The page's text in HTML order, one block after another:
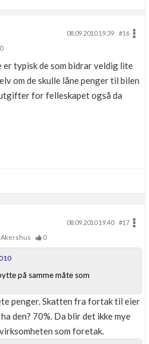
08.09.2010 19.39
#16
0
er typisk de som bidrar veldig lite
om de skulle låne penger til bilen
for felleskapet også da
08.09.2010 19.40
#17
Akershus 0
på samme måte som
penger. Skatten fra fortak til eier
den? 70%. Da blir det ikke mye
som foretak.